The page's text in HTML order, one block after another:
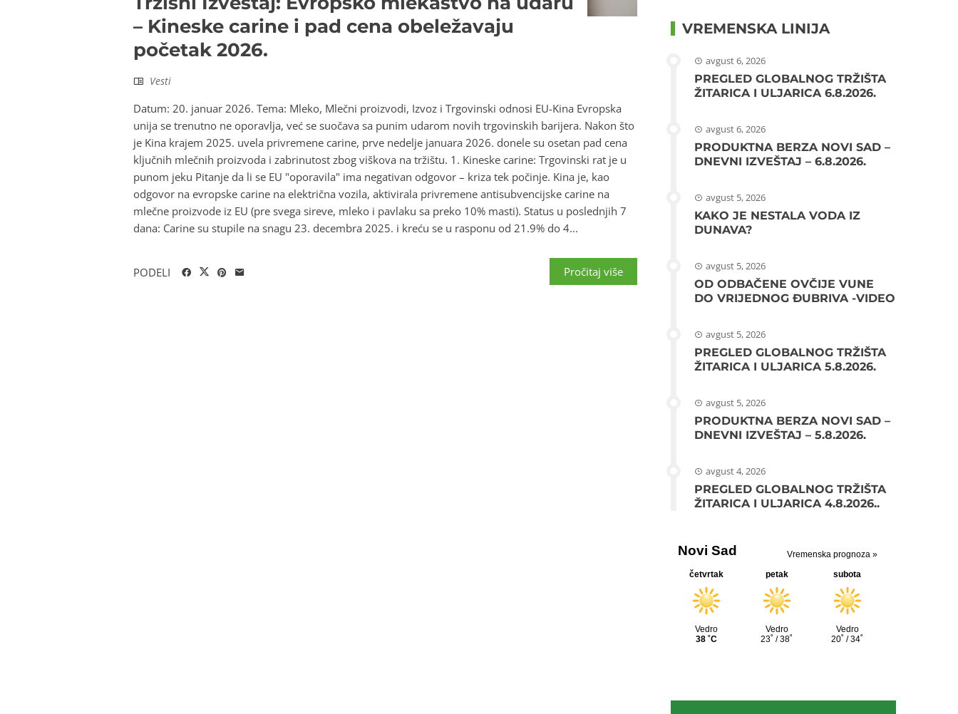
– Kineske carine i pad cena obeležavaju
početak 2026.
Vesti
Datum: 20. januar 2026. Tema: Mleko, Mlečni proizvodi, Izvoz i Trgovinski odnosi EU-Kina Evropska
unija se trenutno ne oporavlja, već se suočava sa punim udarom novih trgovinskih barijera. Nakon što
je Kina krajem 2025. uvela privremene carine, prve nedelje januara 2026. donele su osetan pad cena
ključnih mlečnih proizvoda i zabrinutost zbog viškova na tržištu. 1. Kineske carine: Trgovinski rat je u
punom jeku Pitanje da li se EU "oporavila" ima negativan odgovor – kriza tek počinje. Kina je, kao
odgovor na evropske carine na električna vozila, aktivirala privremene antisubvencijske carine na
mlečne proizvode iz EU (pre svega sireve, mleko i pavlaku sa preko 10% masti). Status u poslednjih 7
dana: Carine su stupile na snagu 23. decembra 2025. i kreću se u rasponu od 21.9% do 4...
Pročitaj više
PODELI
VREMENSKA LINIJA
avgust 6, 2026
PREGLED GLOBALNOG TRŽIŠTA
ŽITARICA I ULJARICA 6.8.2026.
avgust 6, 2026
PRODUKTNA BERZA NOVI SAD –
DNEVNI IZVEŠTAJ – 6.8.2026.
avgust 5, 2026
KAKO JE NESTALA VODA IZ
DUNAVA?
avgust 5, 2026
OD ODBAČENE OVČIJE VUNE
DO VRIJEDNOG ĐUBRIVA -VIDEO
avgust 5, 2026
PREGLED GLOBALNOG TRŽIŠTA
ŽITARICA I ULJARICA 5.8.2026.
avgust 5, 2026
PRODUKTNA BERZA NOVI SAD –
DNEVNI IZVEŠTAJ – 5.8.2026.
avgust 4, 2026
PREGLED GLOBALNOG TRŽIŠTA
ŽITARICA I ULJARICA 4.8.2026..